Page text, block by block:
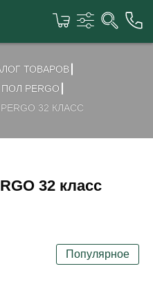
ТОВАРОВ
PERGO
32 КЛАСС
32 класс
Популярное